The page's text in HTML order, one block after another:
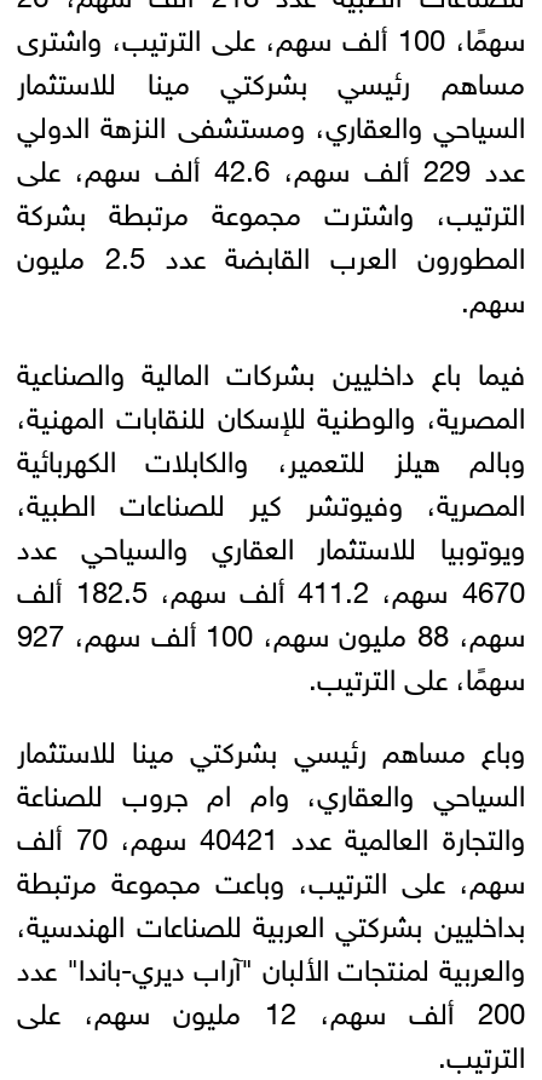
سهمًا، 100 ألف سهم، على الترتيب، واشترى
مساهم رئيسي بشركتي مينا للاستثمار
السياحي والعقاري، ومستشفى النزهة الدولي
عدد 229 ألف سهم، 42.6 ألف سهم، على
الترتيب، واشترت مجموعة مرتبطة بشركة
المطورون العرب القابضة عدد 2.5 مليون
سهم.
فيما باع داخليين بشركات المالية والصناعية
المصرية، والوطنية للإسكان للنقابات المهنية،
وبالم هيلز للتعمير، والكابلات الكهربائية
المصرية، وفيوتشر كير للصناعات الطبية،
ويوتوبيا للاستثمار العقاري والسياحي عدد
4670 سهم، 411.2 ألف سهم، 182.5 ألف
سهم، 88 مليون سهم، 100 ألف سهم، 927
سهمًا، على الترتيب.
وباع مساهم رئيسي بشركتي مينا للاستثمار
السياحي والعقاري، وام ام جروب للصناعة
والتجارة العالمية عدد 40421 سهم، 70 ألف
سهم، على الترتيب، وباعت مجموعة مرتبطة
بداخليين بشركتي العربية للصناعات الهندسية،
والعربية لمنتجات الألبان "آراب ديري-باندا" عدد
200 ألف سهم، 12 مليون سهم، على
الترتيب.